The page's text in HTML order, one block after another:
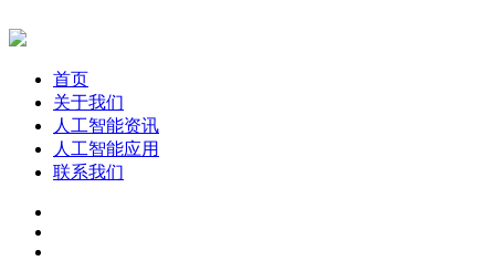
首页
关于我们
人工智能资讯
人工智能应用
联系我们